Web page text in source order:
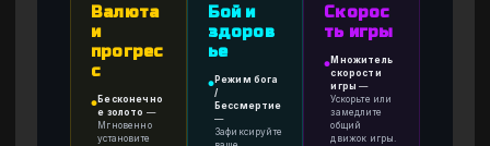
Валюта
и
прогрес
с
● Бесконечно
е золото —
Мгновенно
установите
Бой и
здоров
ье
● Режим бога
/
Бессмертие
—
Зафиксируйте
Скорос
ть игры
●Множитель
скорости
игры —
Ускорьте или
замедлите
общий
движок игры.